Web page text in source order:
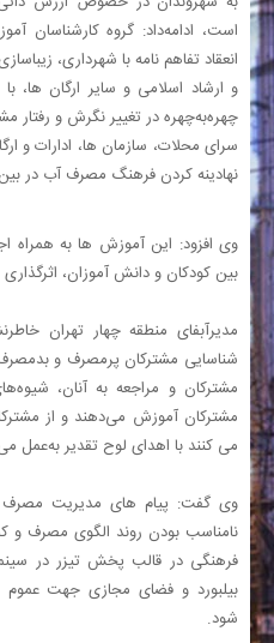
است، ادامه‌داد: گروه کارشناسان
انعقاد تفاهم نامه با شهرداری،
و ارشاد اسلامی و سایر ارگان ها،
چهره‌به‌چهره در تغییر نگرش و رفتار
سرای محلات، سازمان ها، ادارات
نهادینه کردن فرهنگ مصرف آب در
وی افزود: این آموزش ها به همراه
بین کودکان و دانش آموزان،
مدیرآبفای منطقه چهار تهران
شناسایی مشترکان پرمصرف و
مشترکان و مراجعه به آنان،
مشترکان آموزش می‌دهند و از
می کنند با اهدای لوح تقدیر به‌عمل
وی گفت: پیام های مدیریت
نامناسب بودن روند الگوی مصرف و
فرهنگی در قالب پخش تیزر در
بیلبورد و فضای مجازی جهت
شود.